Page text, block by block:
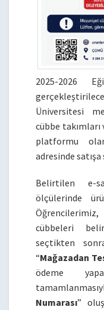
2025-2026
Üniversitesi
cübbe
platformu
adresinde
Belirtilen e-
ölçülerinde
cübbeleri
seçtikten
“Mağazadan
ödeme
Numarası”